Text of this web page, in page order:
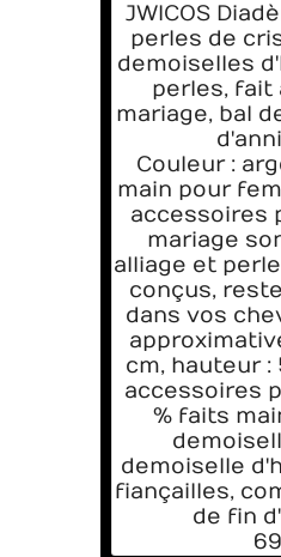
JWICOS
perles de
demoiselles
perles, fait
mariage, bal
Couleur :
main pour
accessoires
mariage
alliage et
conçus,
dans vos
cm, hauteur :
accessoires
% faits
demoiselle
fiançailles,
de fin